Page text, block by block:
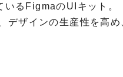
いるFigmaのUIキット
デザインの生産性を高